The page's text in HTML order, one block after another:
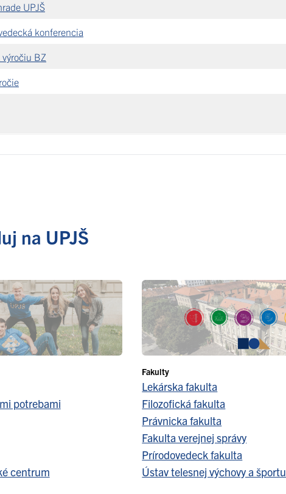
UPJŠ
konferencia
BZ
na UPJŠ
potrebami
centrum
Fakulty
Lekárska fakulta
Filozofická fakulta
Právnicka fakulta
Fakulta verejnej správy
Prírodovedeck fakulta
Ústav telesnej výchovy a športu